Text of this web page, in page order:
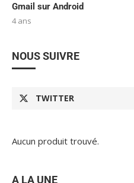
Gmail sur Android
4 ans
NOUS SUIVRE
TWITTER
Aucun produit trouvé.
A LA UNE